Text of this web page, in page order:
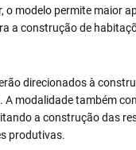
o modelo permite maior
a construção de
direcionados à
A modalidade também
a construção das
produtivas.